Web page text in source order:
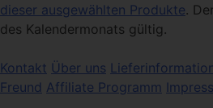
dieser ausgewählten Produkte.
des Kalendermonats gültig.
Kontakt Über uns
Freund Affiliate Programm